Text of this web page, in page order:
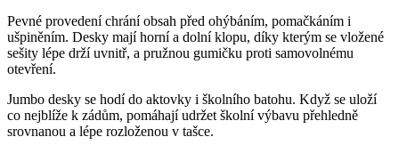
Pevné provedení chrání obsah před ohýbáním, pomačkáním i
ušpiněním. Desky mají horní a dolní klopu, díky kterým se vložené
sešity lépe drží uvnitř, a pružnou gumičku proti samovolnému
otevření.
Jumbo desky se hodí do aktovky i školního batohu. Když se uloží
co nejblíže k zádům, pomáhají udržet školní výbavu přehledně
srovnanou a lépe rozloženou v tašce.